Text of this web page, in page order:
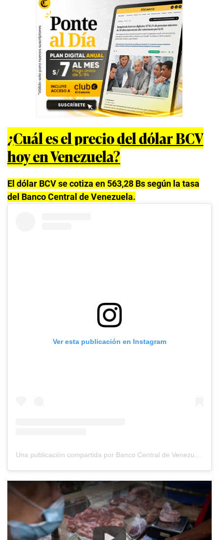
¿Cuál es el precio del dólar BCV
hoy en Venezuela?
El dólar BCV se cotiza en 563,28 Bs según la tasa
del Banco Central de Venezuela.
Ver esta publicación en Instagram